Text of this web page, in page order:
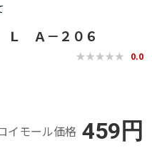
Ｌ Ａ－２０６
0.0
イモール価格 459円